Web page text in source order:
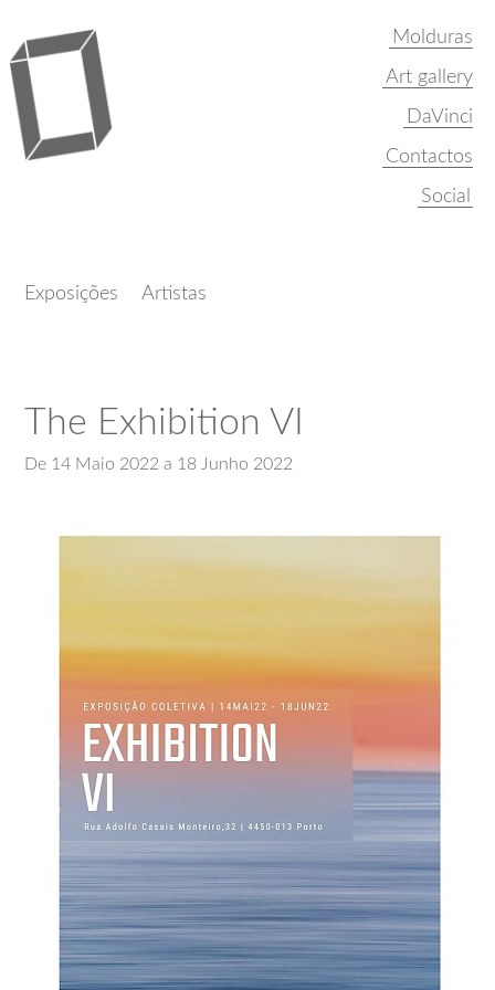
Molduras
Art gallery
DaVinci
Contactos
Exposições Artistas
The Exhibition VI
De 14 Maio 2022 a 18 Junho 2022